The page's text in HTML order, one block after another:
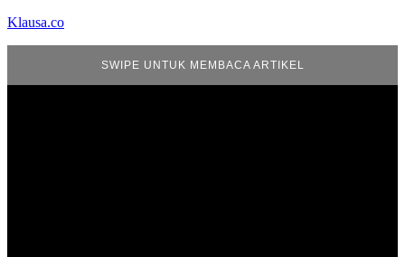
Klausa.co
SWIPE UNTUK MEMBACA ARTIKEL